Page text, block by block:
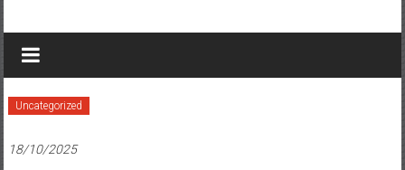
Uncategorized
18/10/2025